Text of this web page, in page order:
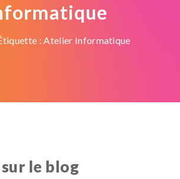
:Atelier Informatique
le blog